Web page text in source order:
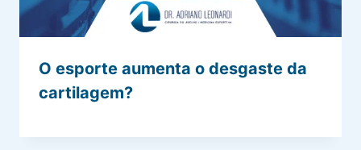
O esporte aumenta o desgaste da
cartilagem?